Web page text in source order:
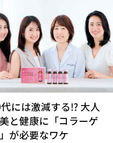
には激減する⁉ 大人
と健康に「コラーゲ
が必要なワケ